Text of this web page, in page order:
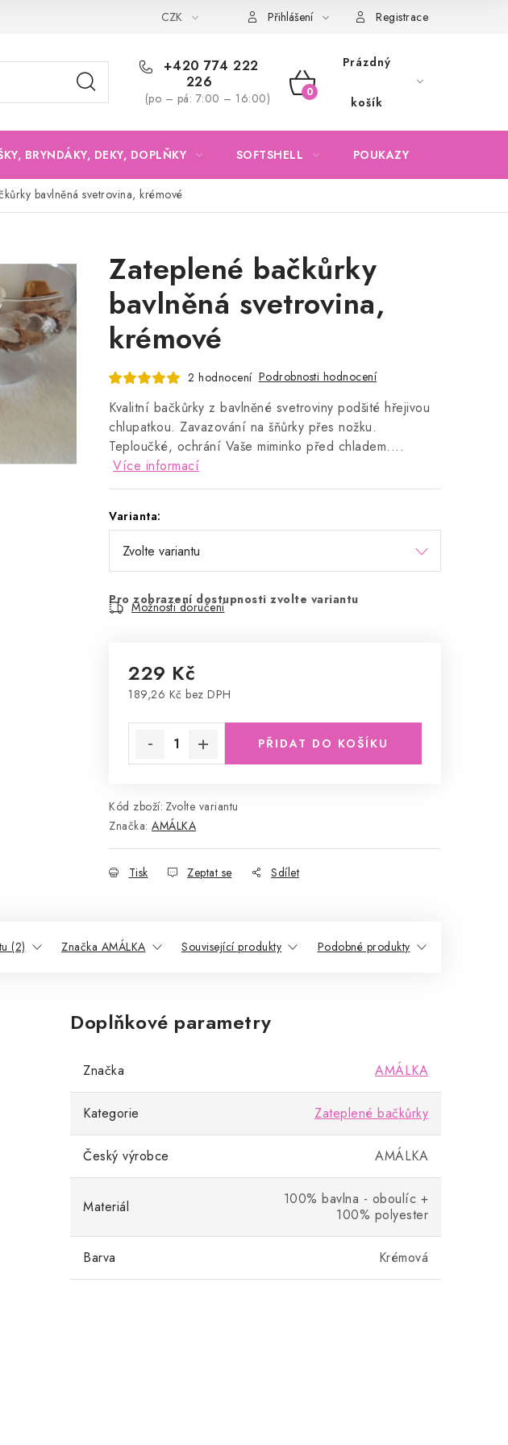
Obchodní podmínky Podmínky ochrany osobních údajů
CZK Přihlášení Registrace
+420 774 222
226
(po – pá: 7:00 – 16:00)
NÁKUPNÍ
Prázdný
košík
BRYNDÁKY, DEKY, DOPLŇKY SOFTSHELL POUKAZY
bavlněná svetrovina, krémové
Zateplené bačkůrky
bavlněná svetrovina,
krémové
2 hodnocení Podrobnosti hodnocení
Kvalitní bačkůrky z bavlněné svetroviny podšité hřejivou
chlupatkou. Zavazování na šňůrky přes nožku.
Teploučké, ochrání Vaše miminko před chladem....
Více informací
Varianta:
Pro zobrazení dostupnosti zvolte variantu
Možnosti doručení
229 Kč
189,26 Kč bez DPH
PŘIDAT DO KOŠÍKU
Kód zboží: Zvolte variantu
Značka: AMÁLKA
Tisk Zeptat se Sdílet
(2) Značka AMÁLKA Související produkty Podobné produkty
Doplňkové parametry
Značka AMÁLKA
Kategorie Zateplené bačkůrky
Český výrobce AMÁLKA
Materiál
100% bavlna - oboulíc +
100% polyester
Barva Krémová